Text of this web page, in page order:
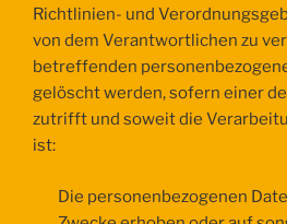
Richtlinien- und
von dem Verantwortlichen zu
betreffenden
gelöscht werden, sofern einer
zutrifft und soweit die
ist:
Die personenbezogenen